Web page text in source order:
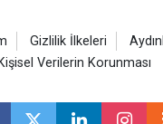
Gizlilik İlkeleri
Kişisel Verilerin Korunması